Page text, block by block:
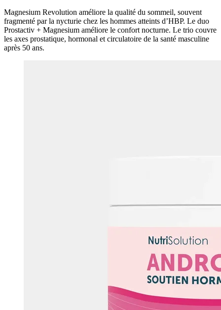
Magnesium Revolution améliore la qualité du sommeil, souvent
fragmenté par la nycturie chez les hommes atteints d’HBP. Le duo
Prostactiv + Magnesium améliore le confort nocturne. Le trio couvre
les axes prostatique, hormonal et circulatoire de la santé masculine
après 50 ans.